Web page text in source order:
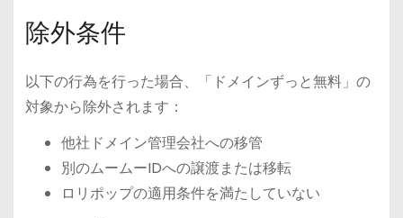
除外条件
以下の行為を行った場合、「ドメインずっと無料」の
対象から除外されます：
他社ドメイン管理会社への移管
別のムームーIDへの譲渡または移転
ロリポップの適用条件を満たしていない